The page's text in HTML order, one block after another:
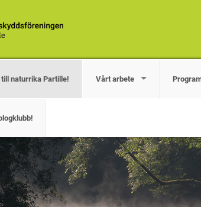
naturrika Partille! Vårt arbete